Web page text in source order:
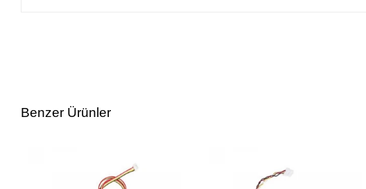
Benzer Ürünler